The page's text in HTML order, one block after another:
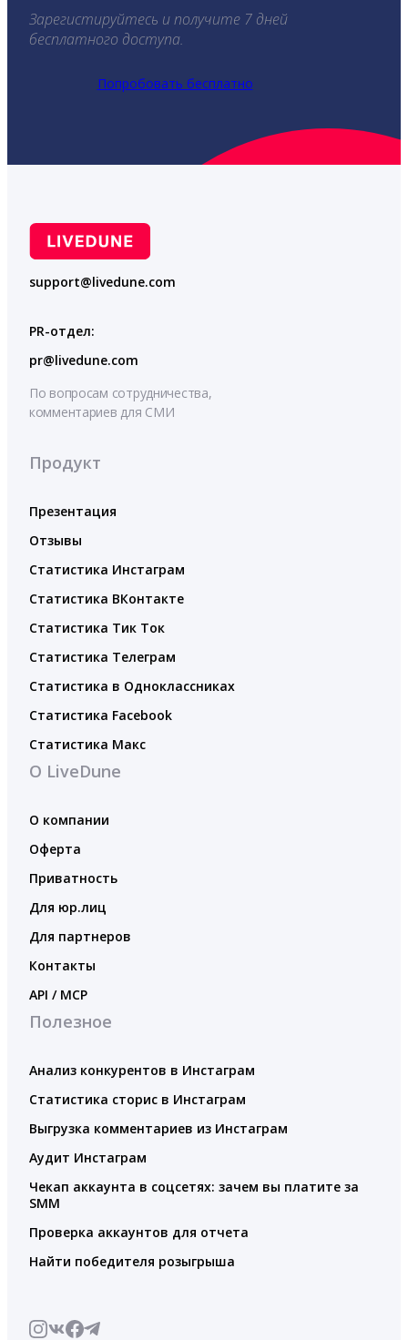
Зарегистируйтесь и получите 7 дней
бесплатного доступа.
Попробовать бесплатно
support@livedune.com
PR-отдел:
pr@livedune.com
По вопросам сотрудничества,
комментариев для СМИ
Продукт
Презентация
Отзывы
Статистика Инстаграм
Статистика ВКонтакте
Статистика Тик Ток
Статистика Телеграм
Статистика в Одноклассниках
Статистика Facebook
Статистика Макс
О LiveDune
О компании
Оферта
Приватность
Для юр.лиц
Для партнеров
Контакты
API / MCP
Полезное
Анализ конкурентов в Инстаграм
Статистика сторис в Инстаграм
Выгрузка комментариев из Инстаграм
Аудит Инстаграм
Чекап аккаунта в соцсетях: зачем вы платите за
SMM
Проверка аккаунтов для отчета
Найти победителя розыгрыша